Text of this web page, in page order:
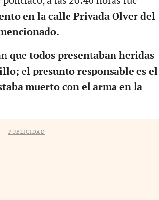
en la calle Privada Olver del
que todos presentaban heridas
el presunto responsable es el
muerto con el arma en la
PUBLICIDAD